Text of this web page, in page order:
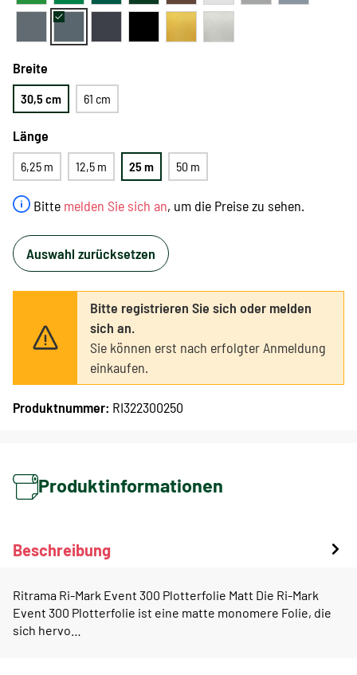
Bitte melden Sie sich an, um die Preise zu sehen.
Breite
30,5 cm 61 cm
Länge
6,25 m 12,5 m 25 m 50 m
Auswahl zurücksetzen
Bitte registrieren Sie sich oder melden
sich an.
Sie können erst nach erfolgter Anmeldung
einkaufen.
Produktnummer: RI322300250
Produktinformationen
Beschreibung
Ritrama Ri-Mark Event 300 Plotterfolie Matt Die Ri-Mark
Event 300 Plotterfolie ist eine matte monomere Folie, die
sich hervo…